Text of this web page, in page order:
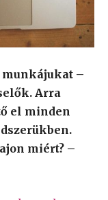
munkájukat –
Arra
el minden
miért? –